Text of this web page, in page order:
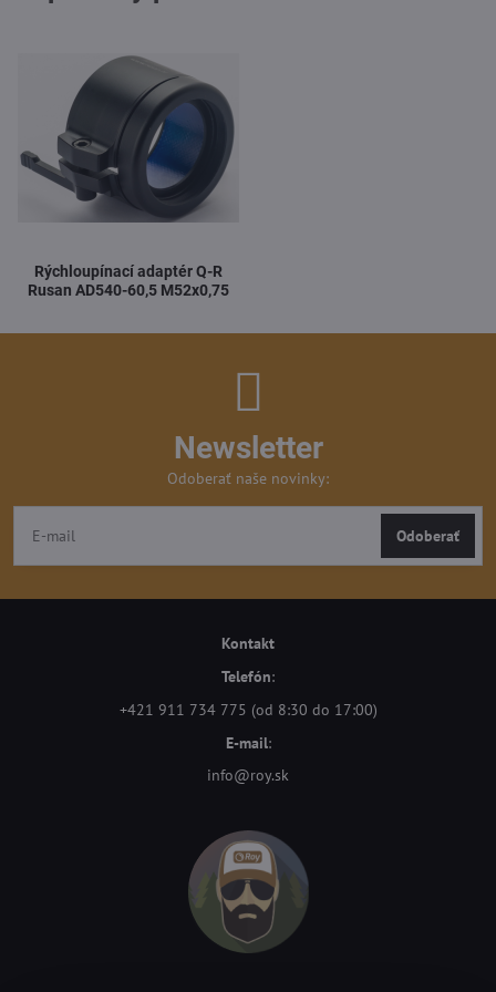
Rýchloupínací adaptér Q-R
Rusan AD540-60,5 M52x0,75
Newsletter
Odoberať naše novinky:
Odoberať
Kontakt
Telefón:
+421 911 734 775 (od 8:30 do 17:00)
E-mail:
info@roy.sk